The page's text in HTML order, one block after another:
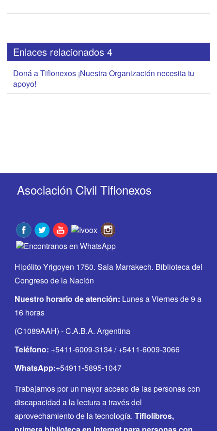
Enlaces relacionados 4
Doná a Tiflonexos ¡Nuestra Organización necesita tu
apoyo!
Asociación Civil Tiflonexos
Hipólito Yrigoyen 1750. Sala Marrakech. Biblioteca del
Congreso de la Nación
Nuestro horario de atención: Lunes a Viernes de 9 a
16 horas
(C1089AAH) - C.A.B.A. Argentina
Teléfono: +5411-6009-3134 / +5411-6009-3066
WhatsApp:+54911-5895-1047
Trabajamos por un mayor acceso de las personas con
discapacidad a la lectura a través del
aprovechamiento de la tecnología. Tiflolibros,